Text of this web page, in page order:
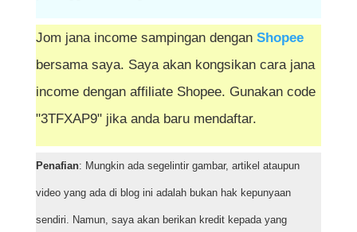
Jom jana income sampingan dengan Shopee
bersama saya. Saya akan kongsikan cara jana
income dengan affiliate Shopee. Gunakan code
"3TFXAP9" jika anda baru mendaftar.
Penafian: Mungkin ada segelintir gambar, artikel ataupun
video yang ada di blog ini adalah bukan hak kepunyaan
sendiri. Namun, saya akan berikan kredit kepada yang